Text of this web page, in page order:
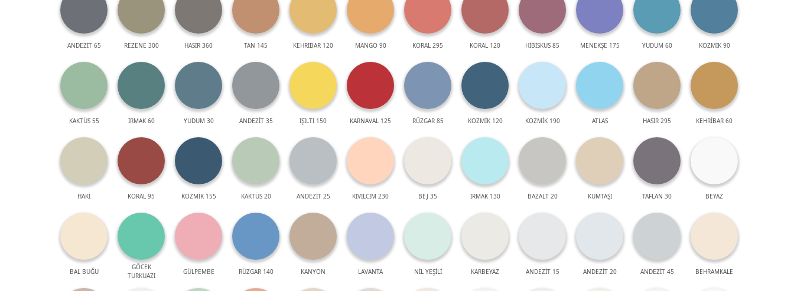
ANDEZİT 65 REZENE 300 HASIR 360 TAN 145 KEHRİBAR 120 MANGO 90 KORAL 295 KORAL 120 HİBİSKUS 85 MENEKŞE 175 YUDUM 60 KOZMİK 90
KAKTÜS 55 IRMAK 60 YUDUM 30 ANDEZİT 35 IŞILTI 150 KARNAVAL 125 RÜZGAR 85 KOZMİK 120 KOZMİK 190 ATLAS HASIR 295 KEHRİBAR 60
HAKİ KORAL 95 KOZMİK 155 KAKTÜS 20 ANDEZİT 25 KIVILCIM 230 BEJ 35 IRMAK 130 BAZALT 20 KUMTAŞI TAFLAN 30 BEYAZ
BAL BUĞU
GÖCEK
TURKUAZI
GÜLPEMBE RÜZGAR 140 KANYON LAVANTA NİL YEŞİLİ KARBEYAZ ANDEZİT 15 ANDEZİT 20 ANDEZİT 45 BEHRAMKALE